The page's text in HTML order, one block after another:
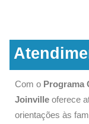
Com o Programa
Joinville oferece
orientações às